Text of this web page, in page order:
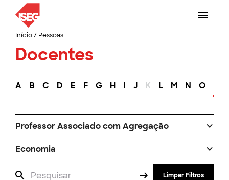
Início/ Pessoas
Docentes
A B C D E F G H I J K L M N O
Professor Associado com Agregação
Economia
Limpar Filtros